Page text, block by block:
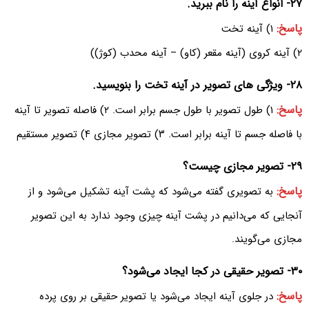
۲۷- انواع آینه را نام ببرید.
پاسخ: ۱) آینه تخت
۲) آینه کروی (آینه مقعر (کاو) – آینه محدب (کوژ))
۲۸- ویژگی های تصویر در آینه تخت را بنویسید.
پاسخ:
۱) طول تصویر با طول جسم برابر است. ۲) فاصله تصویر تا آینه
با فاصله جسم تا آینه برابر است. ۳) تصویر مجازی ۴) تصویر مستقیم
۲۹- تصویر مجازی چیست؟
پاسخ: به تصویری گفته می‌شود که پشت آینه تشکیل می‌شود و از
آنجایی که می‌دانیم در پشت آینه چیزی وجود ندارد به این تصویر
مجازی می‌گویند.
۳۰- تصویر حقیقی در کجا ایجاد می‌شود؟
پاسخ: در جلوی آینه ایجاد می‌شود یا تصویر حقیقی بر روی پرده